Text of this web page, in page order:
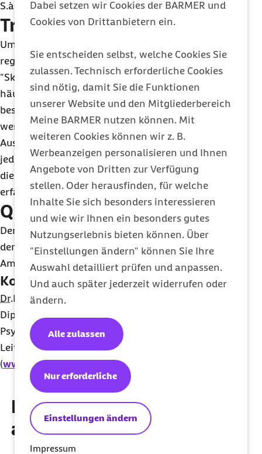
Dabei setzen wir Cookies der BARMER und
Cookies von Drittanbietern ein.
Sie entscheiden selbst, welche Cookies Sie
zulassen. Technisch erforderliche Cookies
sind nötig, damit Sie die Funktionen
unserer Website und den Mitgliederbereich
Meine BARMER nutzen können. Mit
weiteren Cookies können wir z. B.
Werbeanzeigen personalisieren und Ihnen
Angebote von Dritten zur Verfügung
stellen. Oder herausfinden, für welche
Inhalte Sie sich besonders interessieren
und wie wir Ihnen ein besonders gutes
Nutzungserlebnis bieten können. Über
"Einstellungen ändern" können Sie Ihre
Auswahl detailliert prüfen und anpassen.
Und auch später jederzeit widerrufen oder
ändern.
Einstellungen ändern
Nur erforderliche
Alle zulassen
Impressum
S.à.r.l.
Tracking
Um den
regelmäßig das Nutzungsverhalten. Mit Amazon
"Skill Metrics" werten wir beispielsweise aus, wie
häufig die unterschiedlichen Funktionen des Skills
besucht werden und welche davon besonders
wertvoll für die Nutzer und Nutzerinnen sind. Diese
Auswertungen basieren auf standardmäßig für
jeden
Skill erhobenen Daten von Amazon. In
diesem Rahmen werden anonymisierte Daten
erfasst sowie gespeichert.
Qualitätssicherung
Der Skill wurde unter freundlicher Beratung durch
den SchlafexpertenDr.Günter Weeß speziell für
Amazon Echoentwickelt.
Kontakt:
Dr.Hans-Günter Weeß
Diplom-Psychologe, Psychologischer
Psychotherapeut, Somnologe
Leiter Schlafzentrum, Pfalzklinikum
(www.pfalzklinikum.de )
Diese Artikel könnten Sie
auch interessieren